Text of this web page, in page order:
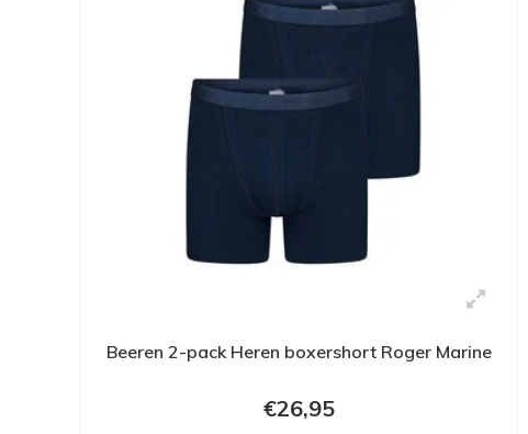
Beeren 2-pack Heren boxershort Roger Marine
€26,95